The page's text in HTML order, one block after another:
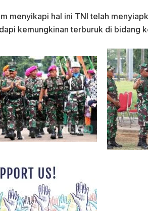
menyikapi hal ini TNI telah
kemungkinan terburuk di bidang